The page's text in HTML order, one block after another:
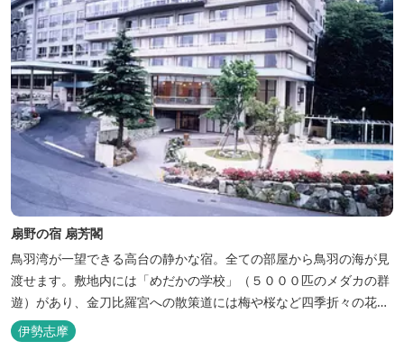
扇野の宿 扇芳閣
鳥羽湾が一望できる高台の静かな宿。全ての部屋から鳥羽の海が見
渡せます。敷地内には「めだかの学校」（５０００匹のメダカの群
遊）があり、金刀比羅宮への散策道には梅や桜など四季折々の花が
咲き誇り、ここ扇野ならではの懐かしい風景と感動に出会うことが
出来ます。 扇野温泉”初蕾の湯”では、水琴窟の音に耳をすませてみ
伊勢志摩